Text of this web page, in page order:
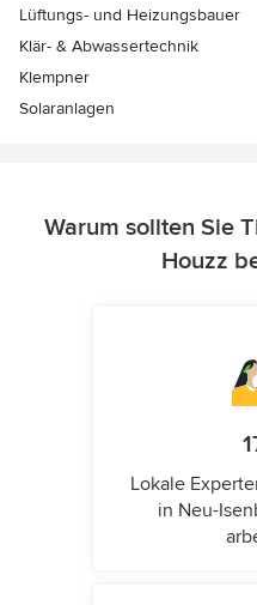
Lüftungs- und Heizungsbauer
Klär- & Abwassertechnik
Klempner
Solaranlagen
Warum sollten Sie
Houzz
Lokale
in Neu-